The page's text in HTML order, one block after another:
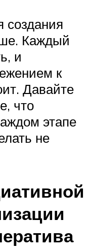
создания
Каждый
и
к
Давайте
что
этапе
не